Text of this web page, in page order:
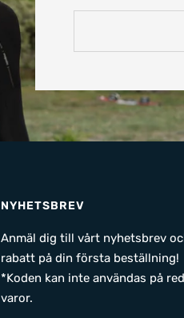
NYHETSBREV
Anmäl dig till vårt nyhetsbrev
rabatt på din första beställning!
*Koden kan inte användas på
varor.